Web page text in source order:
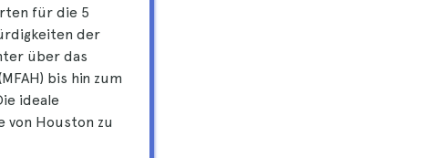
für die 5
der
über das
bis hin zum
ideale
von Houston zu